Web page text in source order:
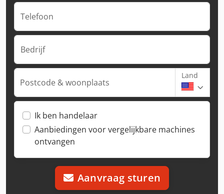
Telefoon
Bedrijf
Postcode & woonplaats
Land
Ik ben handelaar
Aanbiedingen voor vergelijkbare machines
ontvangen
Aanvraag sturen